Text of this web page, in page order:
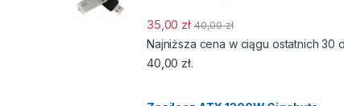
35,00 zł 40,00zł
Najniższa cena w ciągu ostatnich 30
40,00 zł.